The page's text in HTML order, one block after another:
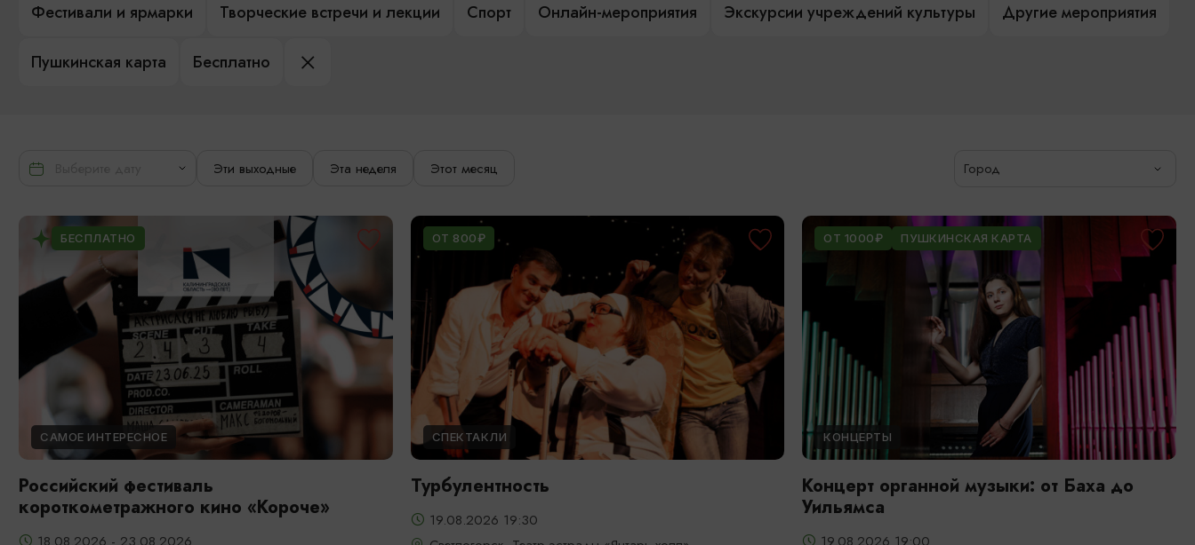
Фестивали и ярмарки Творческие встречи и лекции Спорт Онлайн-мероприятия Экскурсии учреждений культуры Другие мероприятия
Пушкинская карта Бесплатно
Эти выходные Эта неделя Этот месяц Город
БЕСПЛАТНО
САМОЕ ИНТЕРЕСНОЕ
Российский фестиваль
короткометражного кино «Короче»
ОТ 800₽
СПЕКТАКЛИ
Турбулентность
19.08.2026 19:30
ОТ 1000₽ ПУШКИНСКАЯ КАРТА
КОНЦЕРТЫ
Концерт органной музыки: от Баха до
Уильямса